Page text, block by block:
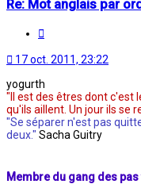
Re: Mot anglais par
17 oct. 2011, 23:22
yogurth
"Il est des êtres dont c'est
qu'ils aillent. Un jour ils se
"Se séparer n'est pas
deux." Sacha Guitry
Membre du gang des